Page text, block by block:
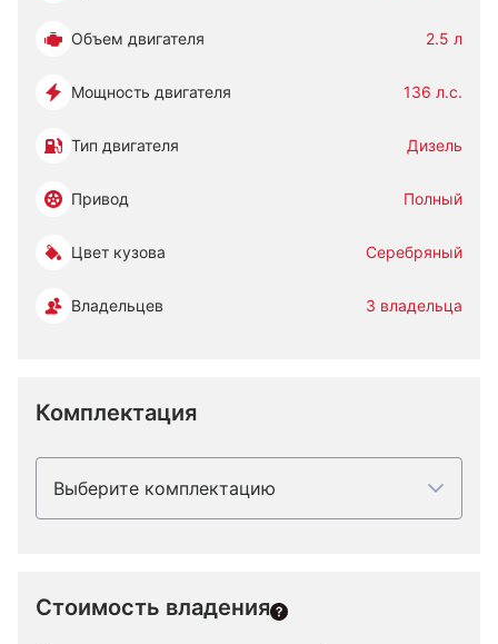
Объем двигателя 2.5 л
Мощность двигателя 136 л.с.
Тип двигателя Дизель
Привод Полный
Цвет кузова Серебряный
Владельцев 3 владельца
Комплектация
Выберите комплектацию
Стоимость владения